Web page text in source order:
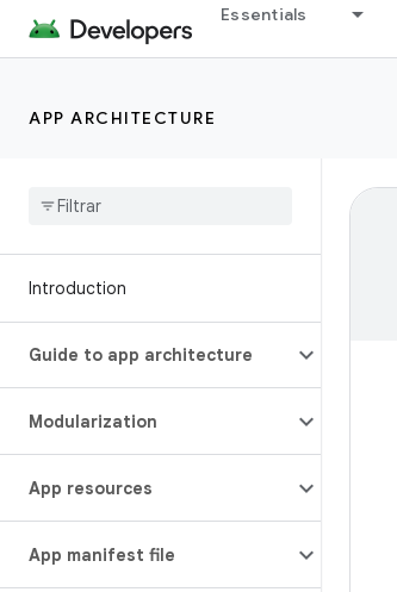
Essentials
APP ARCHITECTURE
Introduction
Guide to app architecture
Modularization
App resources
App manifest file